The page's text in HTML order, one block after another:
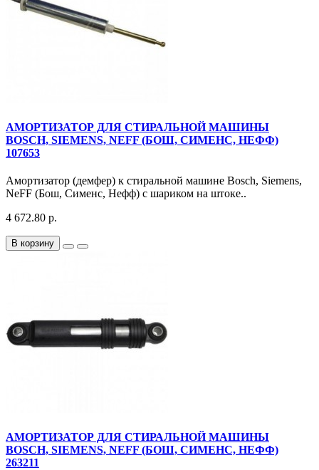
АМОРТИЗАТОР ДЛЯ СТИРАЛЬНОЙ МАШИНЫ
BOSCH, SIEMENS, NEFF (БОШ, СИМЕНС, НЕФФ)
107653
Амортизатор (демфер) к стиральной машине Bosch, Siemens,
NeFF (Бош, Сименс, Нефф) с шариком на штоке..
4 672.80 р.
В корзину
АМОРТИЗАТОР ДЛЯ СТИРАЛЬНОЙ МАШИНЫ
BOSCH, SIEMENS, NEFF (БОШ, СИМЕНС, НЕФФ)
263211